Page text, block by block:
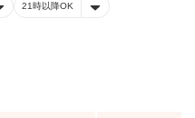
21時以降OK